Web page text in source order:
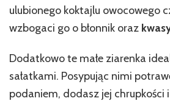
ulubionego koktajlu owocowego
wzbogaci go o błonnik oraz
Dodatkowo te małe ziarenka
sałatkami. Posypując nimi
podaniem, dodasz jej chrupkości